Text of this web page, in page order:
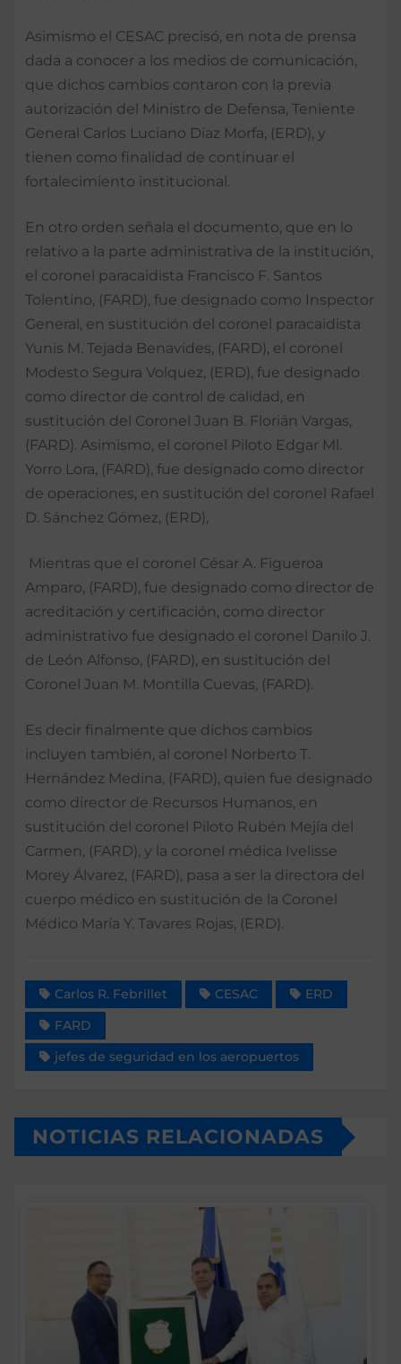
Asimismo el CESAC precisó, en nota de prensa
dada a conocer a los medios de comunicación,
que dichos cambios contaron con la previa
autorización del Ministro de Defensa, Teniente
General Carlos Luciano Díaz Morfa, (ERD), y
tienen como finalidad de continuar el
fortalecimiento institucional.
En otro orden señala el documento, que en lo
relativo a la parte administrativa de la institución,
el coronel paracaidista Francisco F. Santos
Tolentino, (FARD), fue designado como Inspector
General, en sustitución del coronel paracaidista
Yunis M. Tejada Benavides, (FARD), el coronel
Modesto Segura Volquez, (ERD), fue designado
como director de control de calidad, en
sustitución del Coronel Juan B. Florián Vargas,
(FARD). Asimismo, el coronel Piloto Edgar Ml.
Yorro Lora, (FARD), fue designado como director
de operaciones, en sustitución del coronel Rafael
D. Sánchez Gómez, (ERD),
Mientras que el coronel César A. Figueroa
Amparo, (FARD), fue designado como director de
acreditación y certificación, como director
administrativo fue designado el coronel Danilo J.
de León Alfonso, (FARD), en sustitución del
Coronel Juan M. Montilla Cuevas, (FARD).
Es decir finalmente que dichos cambios
incluyen también, al coronel Norberto T.
Hernández Medina, (FARD), quien fue designado
como director de Recursos Humanos, en
sustitución del coronel Piloto Rubén Mejía del
Carmen, (FARD), y la coronel médica Ivelisse
Morey Álvarez, (FARD), pasa a ser la directora del
cuerpo médico en sustitución de la Coronel
Médico María Y. Tavares Rojas, (ERD).
Carlos R. Febrillet CESAC
ERD
FARD
jefes de seguridad en los aeropuertos
NOTICIAS RELACIONADAS